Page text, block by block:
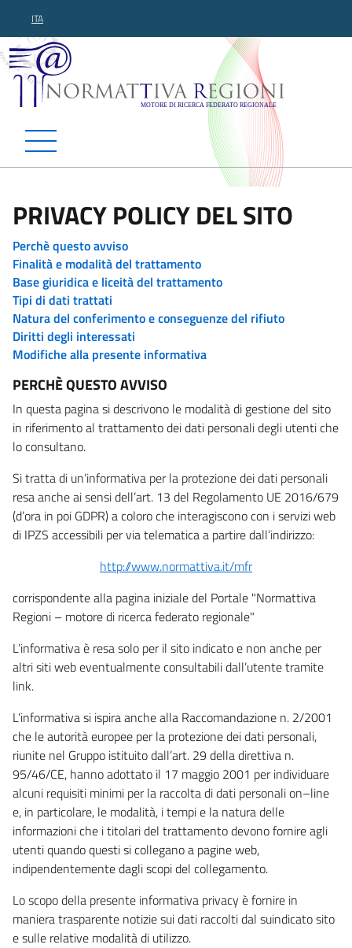
ITA
Normattiva Regioni -
PRIVACY POLICY DEL SITO
Perchè questo avviso
Finalità e modalità del trattamento
Base giuridica e liceità del trattamento
Tipi di dati trattati
Natura del conferimento e conseguenze del rifiuto
Diritti degli interessati
Modifiche alla presente informativa
PERCHÈ QUESTO AVVISO
In questa pagina si descrivono le modalità di gestione del sito
in riferimento al trattamento dei dati personali degli utenti che
lo consultano.
Si tratta di un’informativa per la protezione dei dati personali
resa anche ai sensi dell’art. 13 del Regolamento UE 2016/679
(d’ora in poi GDPR) a coloro che interagiscono con i servizi web
di IPZS accessibili per via telematica a partire dall’indirizzo:
http://www.normattiva.it/mfr
corrispondente alla pagina iniziale del Portale "Normattiva
Regioni – motore di ricerca federato regionale"
L’informativa è resa solo per il sito indicato e non anche per
altri siti web eventualmente consultabili dall’utente tramite
link.
L’informativa si ispira anche alla Raccomandazione n. 2/2001
che le autorità europee per la protezione dei dati personali,
riunite nel Gruppo istituito dall’art. 29 della direttiva n.
95/46/CE, hanno adottato il 17 maggio 2001 per individuare
alcuni requisiti minimi per la raccolta di dati personali on–line
e, in particolare, le modalità, i tempi e la natura delle
informazioni che i titolari del trattamento devono fornire agli
utenti quando questi si collegano a pagine web,
indipendentemente dagli scopi del collegamento.
Lo scopo della presente informativa privacy è fornire in
maniera trasparente notizie sui dati raccolti dal suindicato sito
e sulle relative modalità di utilizzo.